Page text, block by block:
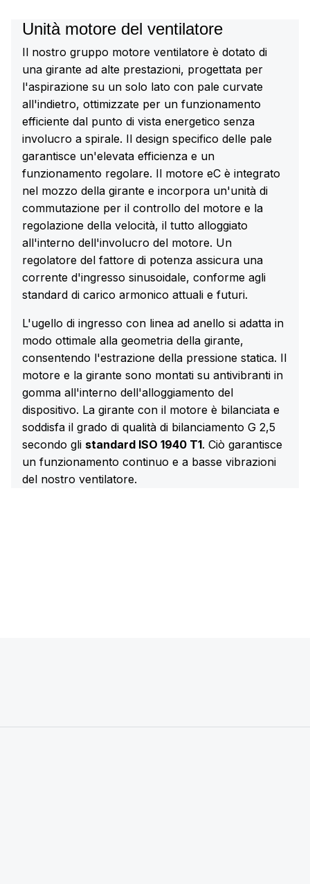
Unità motore del ventilatore
Il nostro gruppo motore ventilatore è dotato di
una girante ad alte prestazioni, progettata per
l'aspirazione su un solo lato con pale curvate
all'indietro, ottimizzate per un funzionamento
efficiente dal punto di vista energetico senza
involucro a spirale. Il design specifico delle pale
garantisce un'elevata efficienza e un
funzionamento regolare. Il motore eC è integrato
nel mozzo della girante e incorpora un'unità di
commutazione per il controllo del motore e la
regolazione della velocità, il tutto alloggiato
all'interno dell'involucro del motore. Un
regolatore del fattore di potenza assicura una
corrente d'ingresso sinusoidale, conforme agli
standard di carico armonico attuali e futuri.
L'ugello di ingresso con linea ad anello si adatta in
modo ottimale alla geometria della girante,
consentendo l'estrazione della pressione statica. Il
motore e la girante sono montati su antivibranti in
gomma all'interno dell'alloggiamento del
dispositivo. La girante con il motore è bilanciata e
soddisfa il grado di qualità di bilanciamento G 2,5
secondo gli standard ISO 1940 T1. Ciò garantisce
un funzionamento continuo e a basse vibrazioni
del nostro ventilatore.